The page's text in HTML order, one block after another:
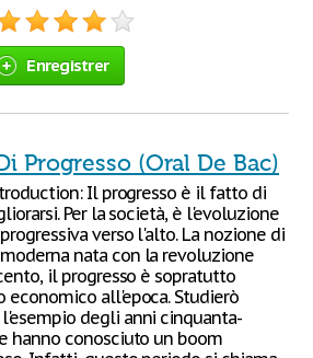
Enregistrer
Progresso (Oral De Bac)
Il progresso è il fatto di
Per la società, è l'evoluzione
verso l'alto. La nozione di
nata con la revoluzione
il progresso è sopratutto
economico all'epoca. Studierò
degli anni cinquanta-
hanno conosciuto un boom